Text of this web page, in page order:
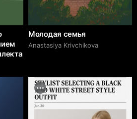
Молодая семья
Anastasiya Krivchikova